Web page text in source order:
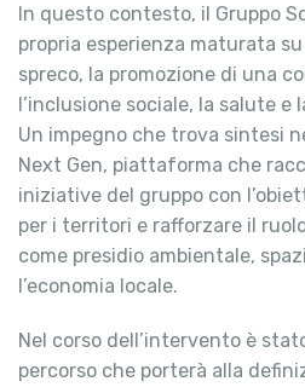
In questo contesto, il Gruppo
propria esperienza maturata
spreco, la promozione di una
l’inclusione sociale, la salute e
Un impegno che trova sintesi
Next Gen, piattaforma che
iniziative del gruppo con
per i territori e rafforzare il
come presidio ambientale,
l’economia locale.
Nel corso dell’intervento è
percorso che porterà alla